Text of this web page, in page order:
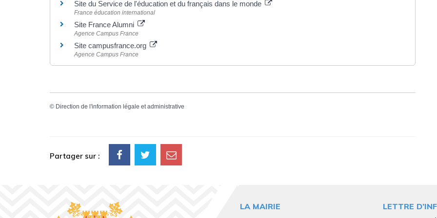
Site du Service de l'éducation et du français dans le monde
France éducation international
Site France Alumni
Agence Campus France
Site campusfrance.org
Agence Campus France
© Direction de l'information légale et administrative
Partager sur :
LA MAIRIE LETTRE